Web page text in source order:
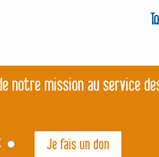
notre mission au service